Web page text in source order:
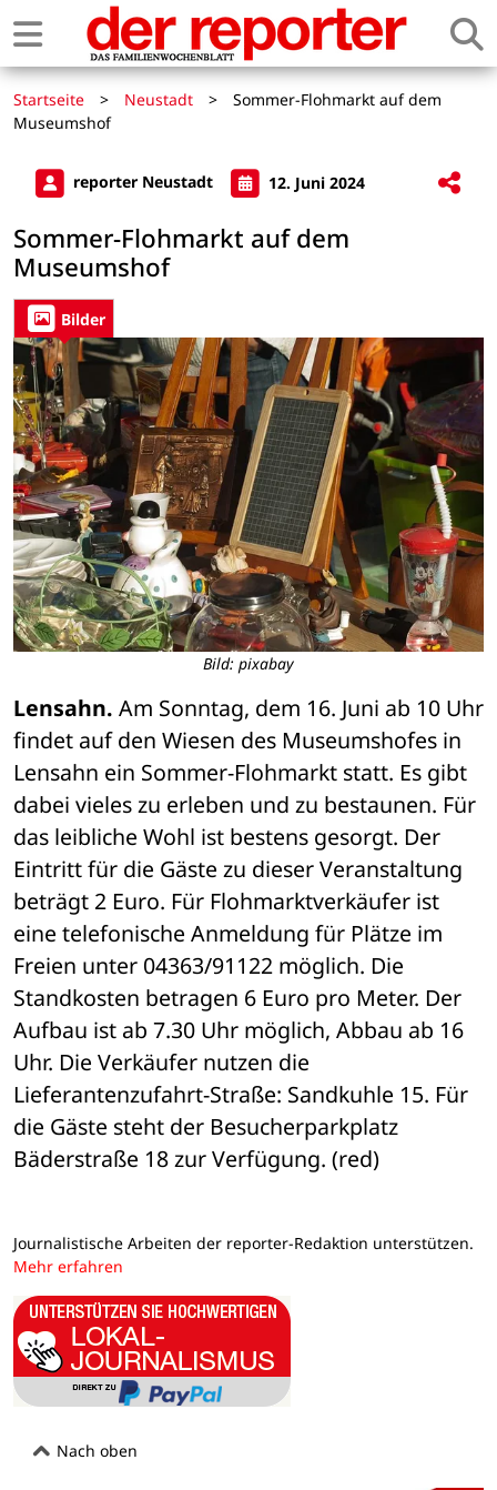
Startseite > Neustadt >
Sommer-Flohmarkt auf dem
Museumshof
reporter Neustadt 12. Juni 2024
Sommer-Flohmarkt auf dem
Museumshof
Bilder
Bild: pixabay
Lensahn. Am Sonntag, dem 16. Juni ab 10 Uhr
findet auf den Wiesen des Museumshofes in
Lensahn ein Sommer-Flohmarkt statt. Es gibt
dabei vieles zu erleben und zu bestaunen. Für
das leibliche Wohl ist bestens gesorgt. Der
Eintritt für die Gäste zu dieser Veranstaltung
beträgt 2 Euro. Für Flohmarktverkäufer ist
eine telefonische Anmeldung für Plätze im
Freien unter 04363/91122 möglich. Die
Standkosten betragen 6 Euro pro Meter. Der
Aufbau ist ab 7.30 Uhr möglich, Abbau ab 16
Uhr. Die Verkäufer nutzen die
Lieferantenzufahrt-Straße: Sandkuhle 15. Für
die Gäste steht der Besucherparkplatz
Bäderstraße 18 zur Verfügung. (red)
Journalistische Arbeiten der reporter-Redaktion unterstützen.
Mehr erfahren
Nach oben